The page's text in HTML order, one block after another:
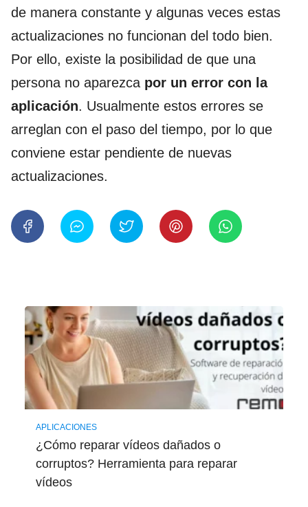
de manera constante y algunas veces estas
actualizaciones no funcionan del todo bien.
Por ello, existe la posibilidad de que una
persona no aparezca por un error con la
aplicación. Usualmente estos errores se
arreglan con el paso del tiempo, por lo que
conviene estar pendiente de nuevas
actualizaciones.
APLICACIONES
¿Cómo reparar vídeos dañados o
corruptos? Herramienta para reparar
vídeos